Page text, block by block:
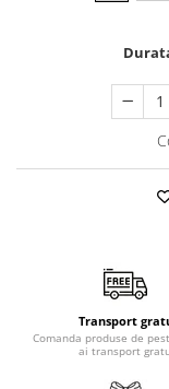
Transport
Comanda produse de
ai transport